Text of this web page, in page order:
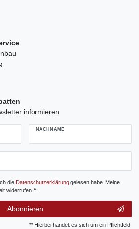
informieren
NACHNAME
die Daten­schutz­erklärunggelesen habe. Meine
widerrufen.**
Abonnieren
** Hierbei handelt es sich um ein Pflichtfeld.